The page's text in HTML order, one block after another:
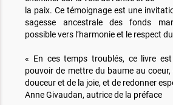
la paix. Ce témoignage est une
sagesse ancestrale des fonds
possible vers l’harmonie et le respect
« En ces temps troublés, ce livre
pouvoir de mettre du baume au
douceur et de la joie, et de redonner
Anne Givaudan, autrice de la préface